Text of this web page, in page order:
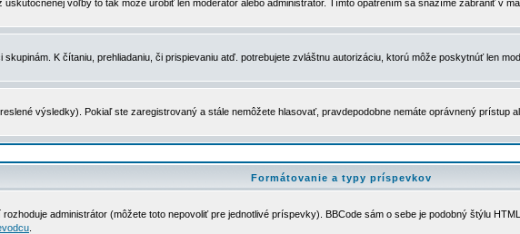
voľby to tak môže urobiť len moderátor alebo administrátor. Tímto opatrením sa snažíme zabrániť v
K čítaniu, prehliadaniu, či prispievaniu atď. potrebujete zvláštnu autorizáciu, ktorú môže poskytnúť len
výsledky). Pokiaľ ste zaregistrovaný a stále nemôžete hlasovať, pravdepodobne nemáte oprávnený prístup
Formátovanie a typy príspevkov
administrátor (môžete toto nepovoliť pre jednotlivé príspevky). BBCode sám o sebe je podobný štýlu